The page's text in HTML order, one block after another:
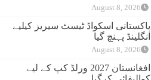
August 8, 2026
پاکستانی اسکواڈ ٹیسٹ سیریز کیلیے
انگلینڈ پہنچ گیا
August 8, 2026
افغانستان 2027 ورلڈ کپ کے لیے